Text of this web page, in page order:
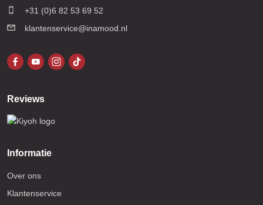
+31 (0)6 82 53 69 52
klantenservice@inamood.nl
Reviews
Informatie
Over ons
Klantenservice